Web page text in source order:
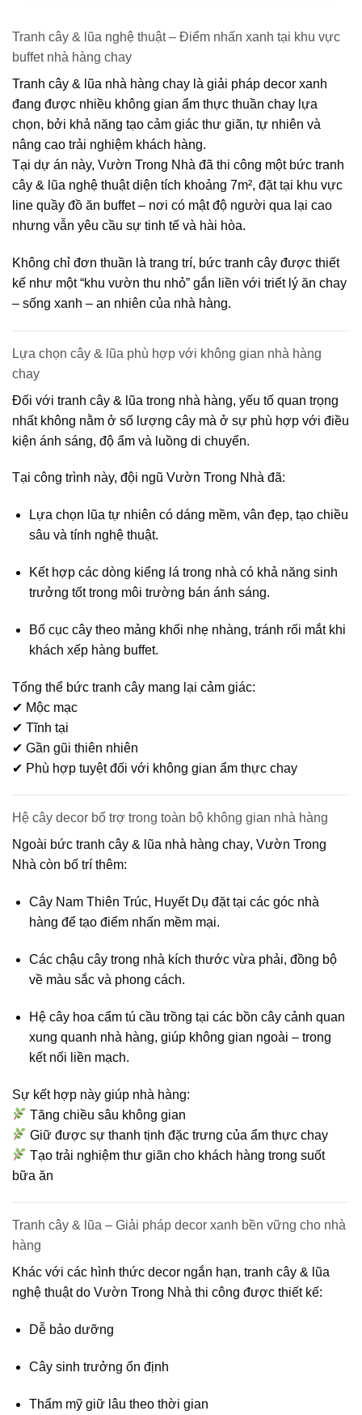
Tranh cây & lũa nghệ thuật – Điểm nhấn xanh tại khu vực
buffet nhà hàng chay
Tranh cây & lũa nhà hàng chay là giải pháp decor xanh
đang được nhiều không gian ẩm thực thuần chay lựa
chọn, bởi khả năng tạo cảm giác thư giãn, tự nhiên và
nâng cao trải nghiệm khách hàng.
Tại dự án này, Vườn Trong Nhà đã thi công một bức tranh
cây & lũa nghệ thuật diện tích khoảng 7m², đặt tại khu vực
line quầy đồ ăn buffet– nơi có mật độ người qua lại cao
nhưng vẫn yêu cầu sự tinh tế và hài hòa.
Không chỉ đơn thuần là trang trí, bức tranh cây được thiết
kế như một “khu vườn thu nhỏ” gắn liền với triết lý ăn chay
– sống xanh – an nhiên của nhà hàng.
Lựa chọn cây & lũa phù hợp với không gian nhà hàng
chay
Đối với tranh cây & lũa trong nhà hàng, yếu tố quan trọng
nhất không nằm ở số lượng cây mà ở sự phù hợp với điều
kiện ánh sáng, độ ẩm và luồng di chuyển.
Tại công trình này, đội ngũ Vườn Trong Nhà đã:
Lựa chọn lũa tự nhiên có dáng mềm, vân đẹp, tạo chiều
sâu và tính nghệ thuật.
Kết hợp các dòng kiểng lá trong nhà có khả năng sinh
trưởng tốt trong môi trường bán ánh sáng.
Bố cục cây theo mảng khối nhẹ nhàng, tránh rối mắt khi
khách xếp hàng buffet.
Tổng thể bức tranh cây mang lại cảm giác:
✔ Mộc mạc
✔ Tĩnh tại
✔ Gần gũi thiên nhiên
✔ Phù hợp tuyệt đối với không gian ẩm thực chay
Hệ cây decor bổ trợ trong toàn bộ không gian nhà hàng
Ngoài bức tranh cây & lũa nhà hàng chay, Vườn Trong
Nhà còn bố trí thêm:
Cây Nam Thiên Trúc, Huyết Dụ đặt tại các góc nhà
hàng để tạo điểm nhấn mềm mại.
Các chậu cây trong nhà kích thước vừa phải, đồng bộ
về màu sắc và phong cách.
Hệ cây hoa cẩm tú cầu trồng tại các bồn cây cảnh quan
xung quanh nhà hàng, giúp không gian ngoài – trong
kết nối liền mạch.
Sự kết hợp này giúp nhà hàng:
Tăng chiều sâu không gian
Giữ được sự thanh tịnh đặc trưng của ẩm thực chay
Tạo trải nghiệm thư giãn cho khách hàng trong suốt
bữa ăn
Tranh cây & lũa – Giải pháp decor xanh bền vững cho nhà
hàng
Khác với các hình thức decor ngắn hạn, tranh cây & lũa
nghệ thuậtdo Vườn Trong Nhà thi công được thiết kế:
Dễ bảo dưỡng
Cây sinh trưởng ổn định
Thẩm mỹ giữ lâu theo thời gian